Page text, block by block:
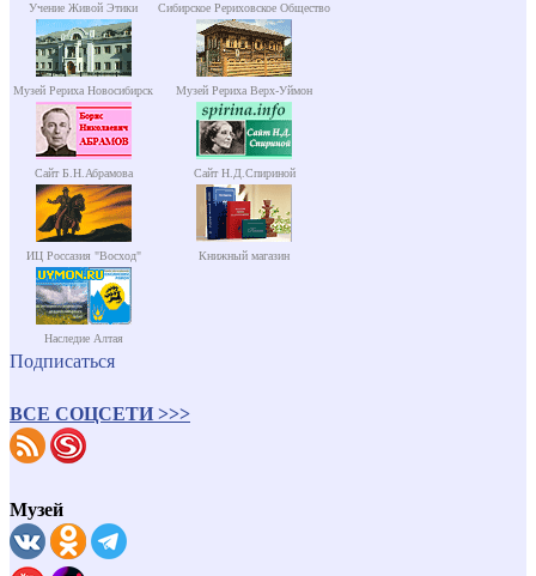
Учение Живой Этики Сибирское Рериховское Общество
Музей Рериха Новосибирск Музей Рериха Верх-Уймон
Сайт Б.Н.Абрамова Сайт Н.Д.Спириной
ИЦ Россазия "Восход" Книжный магазин
Наследие Алтая
Подписаться
ВСЕ СОЦСЕТИ >>>
Музей